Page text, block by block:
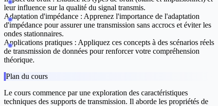
leur influence sur la qualité du signal transmis.
Adaptation d'impédance : Apprenez l'importance de l'adaptation
d'impédance pour assurer une transmission sans accrocs et éviter les
ondes stationnaires.
Applications pratiques : Appliquez ces concepts à des scénarios réels
de transmission de données pour renforcer votre compréhension
théorique.
Plan du cours
Le cours commence par une exploration des caractéristiques
techniques des supports de transmission. Il aborde les propriétés de